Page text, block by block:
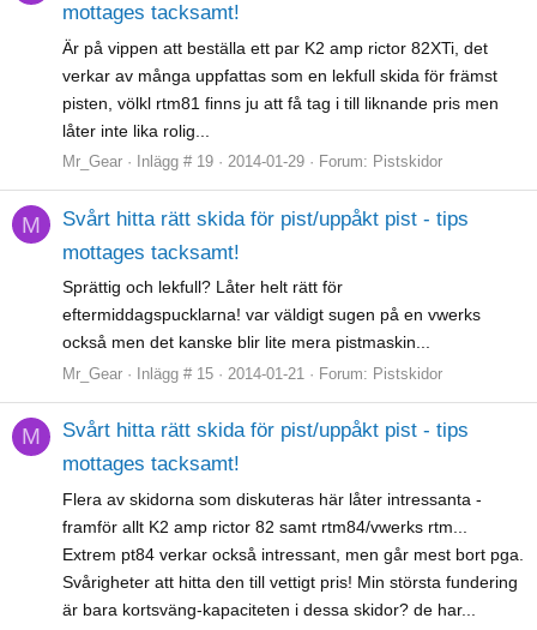
mottages tacksamt!
Är på vippen att beställa ett par K2 amp rictor 82XTi, det
verkar av många uppfattas som en lekfull skida för främst
pisten, völkl rtm81 finns ju att få tag i till liknande pris men
låter inte lika rolig...
Mr_Gear Inlägg # 19 2014-01-29 Forum: Pistskidor
M
Svårt hitta rätt skida för pist/uppåkt pist - tips
mottages tacksamt!
Sprättig och lekfull? Låter helt rätt för
eftermiddagspucklarna! var väldigt sugen på en vwerks
också men det kanske blir lite mera pistmaskin...
Mr_Gear Inlägg # 15 2014-01-21 Forum: Pistskidor
M
Svårt hitta rätt skida för pist/uppåkt pist - tips
mottages tacksamt!
Flera av skidorna som diskuteras här låter intressanta -
framför allt K2 amp rictor 82 samt rtm84/vwerks rtm...
Extrem pt84 verkar också intressant, men går mest bort pga.
Svårigheter att hitta den till vettigt pris! Min största fundering
är bara kortsväng-kapaciteten i dessa skidor? de har...